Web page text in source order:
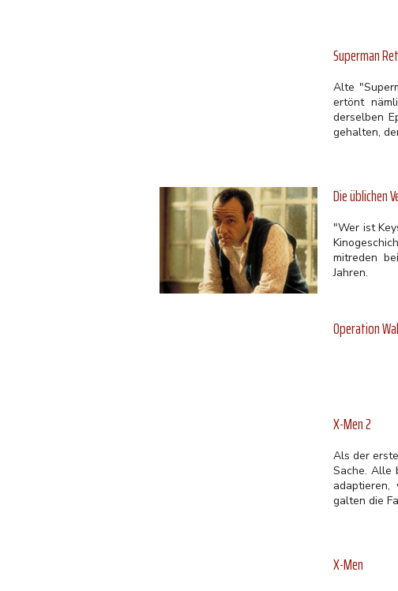
Superman
Alte
ertönt
derselben
gehalten,
Die üblichen
"Wer ist
mitreden
Jahren.
Operation
X-Men 2
Als der
Sache. Alle
galten die
X-Men